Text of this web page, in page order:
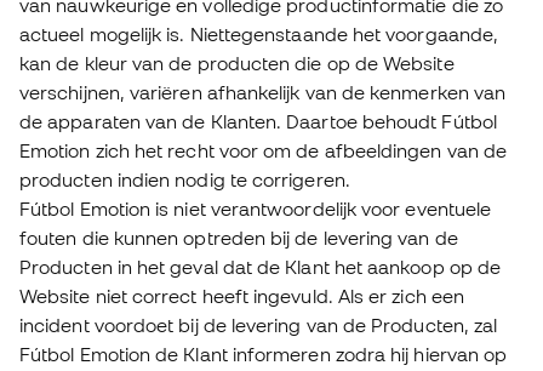
van nauwkeurige en volledige productinformatie die zo
actueel mogelijk is. Niettegenstaande het voorgaande,
kan de kleur van de producten die op de Website
verschijnen, variëren afhankelijk van de kenmerken van
de apparaten van de Klanten. Daartoe behoudt Fútbol
Emotion zich het recht voor om de afbeeldingen van de
producten indien nodig te corrigeren.
Fútbol Emotion is niet verantwoordelijk voor eventuele
fouten die kunnen optreden bij de levering van de
Producten in het geval dat de Klant het aankoop op de
Website niet correct heeft ingevuld. Als er zich een
incident voordoet bij de levering van de Producten, zal
Fútbol Emotion de Klant informeren zodra hij hiervan op